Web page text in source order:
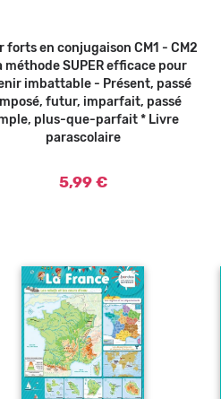
forts en conjugaison CM1 - CM2
méthode SUPER efficace pour
imbattable - Présent, passé
futur, imparfait, passé
plus-que-parfait * Livre
parascolaire
5,99 €